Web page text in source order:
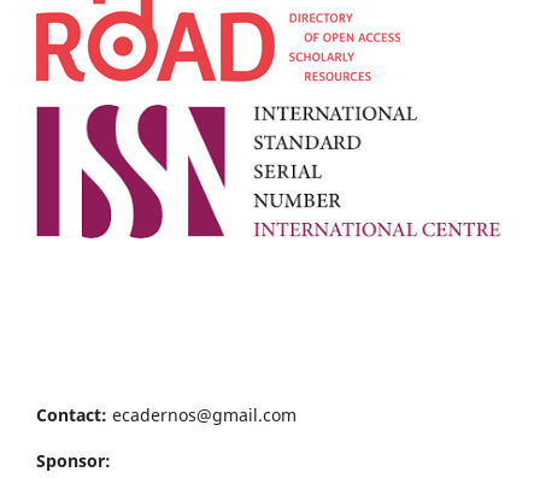
Contact: ecadernos@gmail.com
Sponsor: